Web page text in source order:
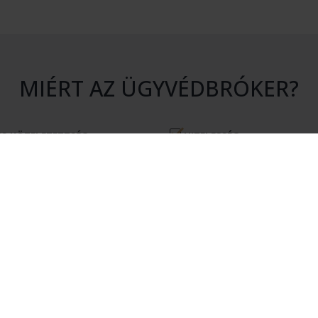
MIÉRT AZ ÜGYVÉDBRÓKER?
KÖTELEZETTSÉG
HITELESSÉG